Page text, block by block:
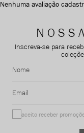
Nenhuma avaliação
Inscreva-se para
Nome
Email
aceito receber